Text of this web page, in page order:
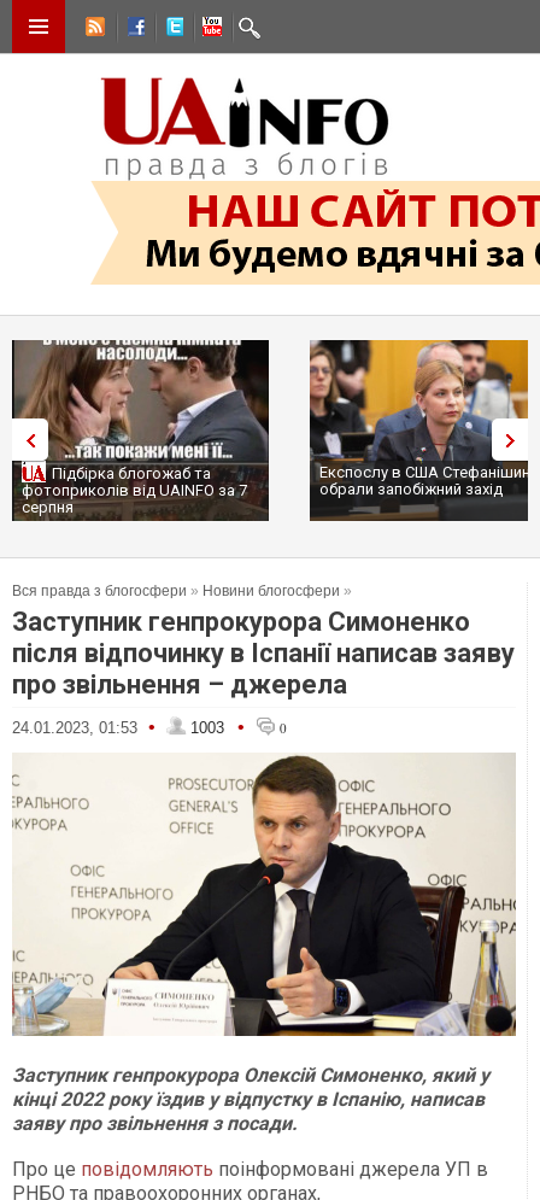
Підбірка блогожаб та
фотоприколів від UAINFO за 7
серпня
Експослу в США
обрали запобіжний захід
Вся правда з блогосфери » Новини блогосфери »
Заступник генпрокурора Симоненко
після відпочинку в Іспанії написав заяву
про звільнення – джерела
24.01.2023, 01:53 • 1003 • 0
Заступник генпрокурора Олексій Симоненко, який у
кінці 2022 року їздив у відпустку в Іспанію, написав
заяву про звільнення з посади.
Про це повідомляють поінформовані джерела УП в
РНБО та правоохоронних органах,